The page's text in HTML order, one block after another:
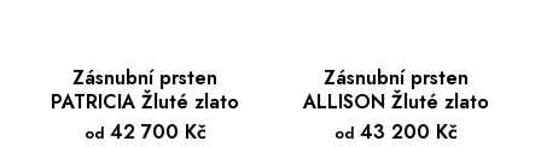
Zásnubní prsten
PATRICIA Žluté zlato
od42 700 Kč
Zásnubní prsten
ALLISON Žluté zlato
od 43 200 Kč